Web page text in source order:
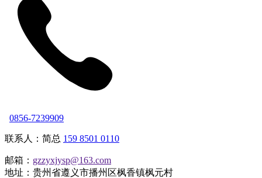
0856-7239909
联系人：简总 159 8501 0110
邮箱： gzzyxjysp@163.com
地址：贵州省遵义市播州区枫香镇枫元村